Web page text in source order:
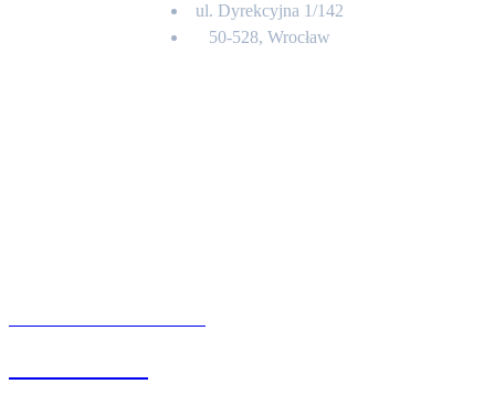
ul. Dyrekcyjna 1/142
50-528, Wrocław